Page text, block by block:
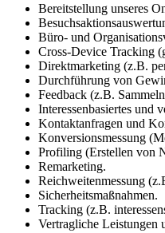
Bereitstellung unseres
Büro- und
Cross-Device Tracking
Direktmarketing (z.B.
Durchführung von
Feedback (z.B.
Interessenbasiertes und
Kontaktanfragen und
Konversionsmessung
Profiling (Erstellen von
Remarketing.
Reichweitenmessung
Sicherheitsmaßnahmen.
Tracking (z.B.
Vertragliche Leistungen